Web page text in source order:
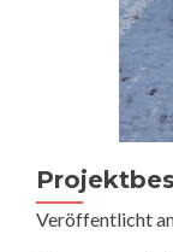
Veröffentlicht